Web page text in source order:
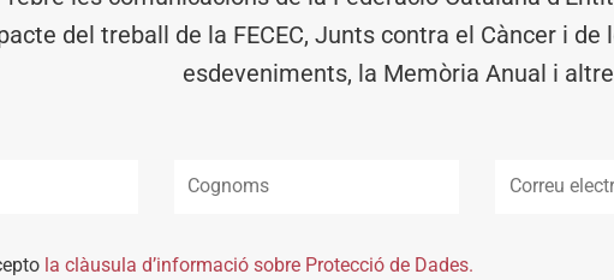
del treball de la FECEC, Junts contra el Càncer i
esdeveniments, la Memòria Anual i
la clàusula d’informació sobre Protecció de Dades.